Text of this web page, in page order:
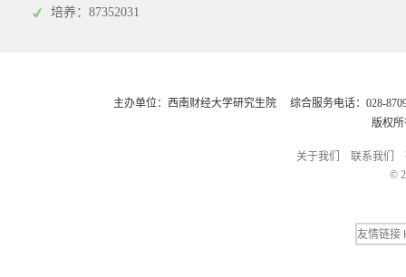
培养：87352031
主办单位：西南财经大学研究生院 综合服务电话：028-
版权
关于我们 联系我们
©